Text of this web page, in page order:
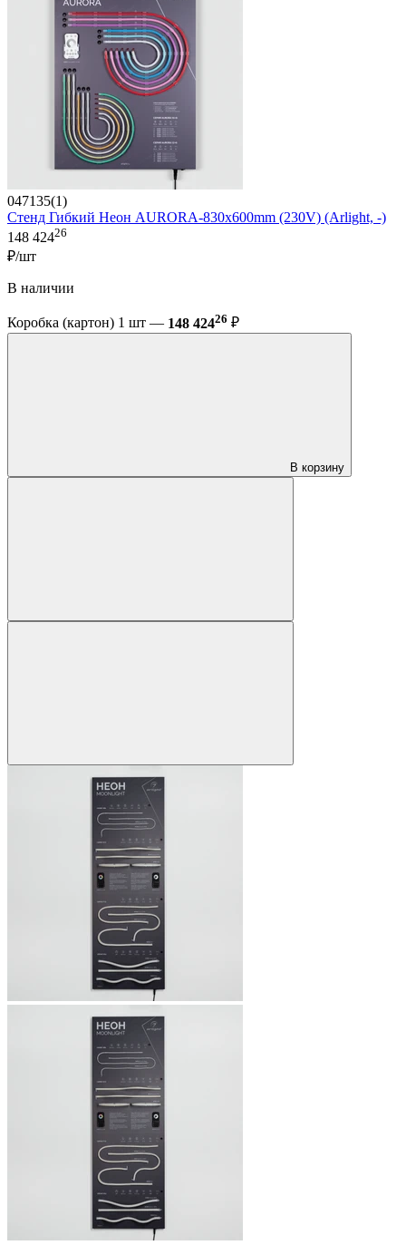
047135(1)
Стенд Гибкий Неон AURORA-830x600mm (230V) (Arlight, -)
148 42426
₽/шт
В наличии
Коробка (картон) 1 шт — 148 42426 ₽
В корзину